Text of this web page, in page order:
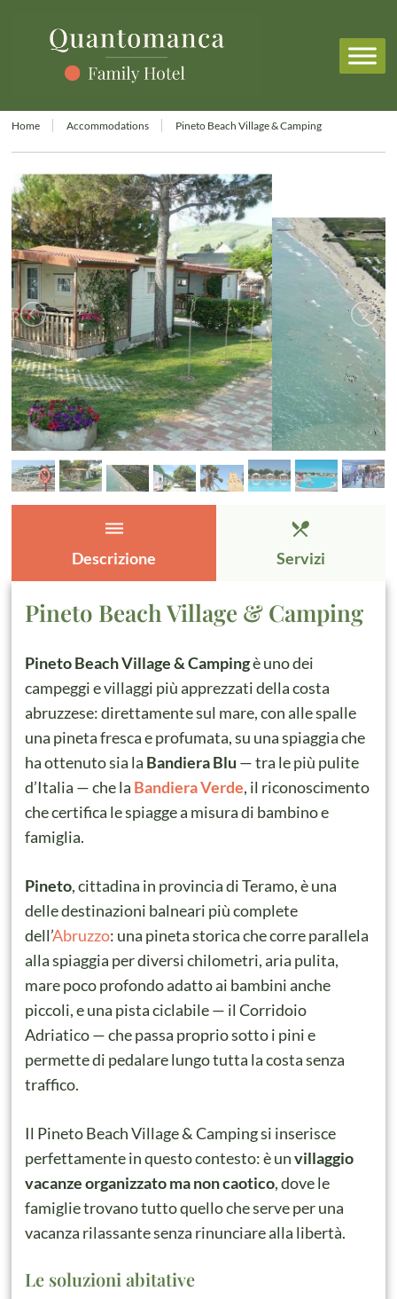
Home Accommodations Pineto Beach Village & Camping
dehaze
Descrizione
restaurant_menu
Servizi
Pineto Beach Village & Camping
Pineto Beach Village & Campingè uno dei
campeggi e villaggi più apprezzati della costa
abruzzese: direttamente sul mare, con alle spalle
una pineta fresca e profumata, su una spiaggia che
ha ottenuto sia la Bandiera Blu — tra le più pulite
d’Italia — che la Bandiera Verde, il riconoscimento
che certifica le spiagge a misura di bambino e
famiglia.
Pineto, cittadina in provincia di Teramo, è una
delle destinazioni balneari più complete
dell’Abruzzo: una pineta storica che corre parallela
alla spiaggia per diversi chilometri, aria pulita,
mare poco profondo adatto ai bambini anche
piccoli, e una pista ciclabile — il Corridoio
Adriatico — che passa proprio sotto i pini e
permette di pedalare lungo tutta la costa senza
traffico.
Il Pineto Beach Village & Camping si inserisce
perfettamente in questo contesto: è unvillaggio
vacanze organizzato ma non caotico, dove le
famiglie trovano tutto quello che serve per una
vacanza rilassante senza rinunciare alla libertà.
Le soluzioni abitative